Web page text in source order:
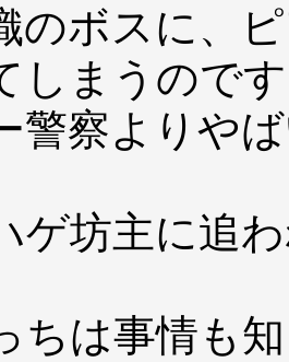
ボスに、
しまうので
察よりや
坊主に追
は事情も